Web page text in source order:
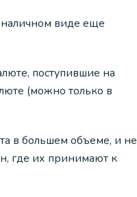
наличном виде еще
поступившие на
(можно только в
в большем объеме, и не
где их принимают к